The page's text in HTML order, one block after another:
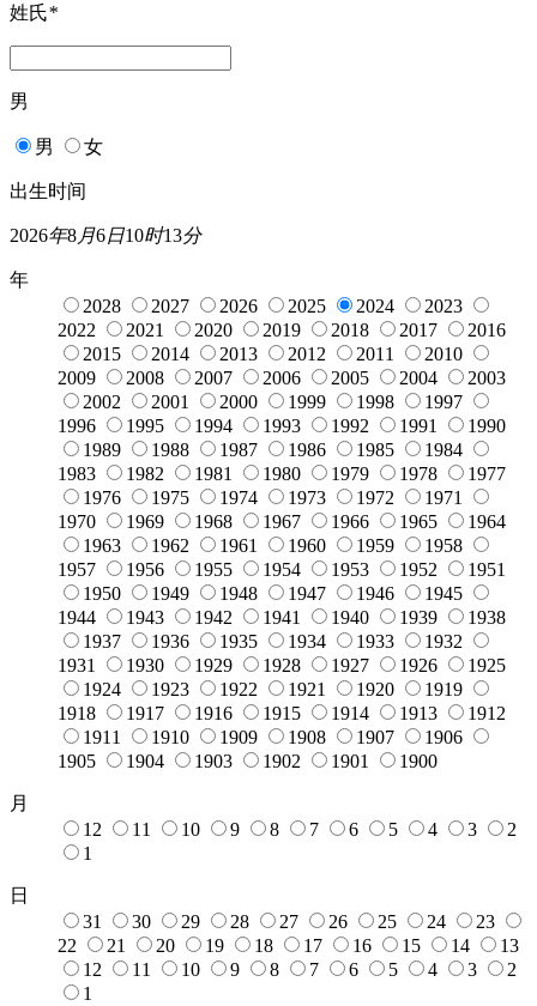
姓氏*
男
男 女
出生时间
2026年8月6日10时13分
年
2028
2027 2026 2025 2024
2023
2022
2021 2020 2019 2018 2017
2016
2015
2014 2013 2012 2011
2010
2009
2008 2007 2006 2005 2004
2003
2002
2001 2000 1999 1998
1997
1996
1995 1994 1993 1992 1991
1990
1989
1988 1987 1986 1985
1984
1983
1982 1981 1980 1979 1978
1977
1976
1975 1974 1973 1972
1971
1970
1969 1968 1967 1966 1965
1964
1963
1962 1961 1960 1959
1958
1957
1956 1955 1954 1953 1952
1951
1950
1949 1948 1947 1946
1945
1944
1943 1942 1941 1940 1939
1938
1937
1936 1935 1934 1933
1932
1931
1930 1929 1928 1927 1926
1925
1924
1923 1922 1921 1920
1919
1918
1917 1916 1915 1914 1913
1912
1911
1910 1909 1908 1907
1906
1905
1904 1903 1902 1901 1900
月
12
11 10 9 8 7 6 5 4 3
2
1
日
31
30 29 28 27 26 25 24
23
22
21 20 19 18 17 16 15 14
13
12
11 10 9 8 7 6 5 4 3
2
1